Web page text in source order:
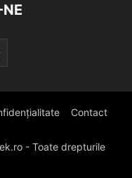
Contact
- Toate drepturile